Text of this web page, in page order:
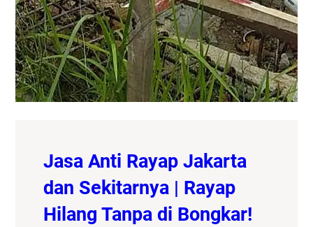
Jasa Anti Rayap Jakarta
dan Sekitarnya | Rayap
Hilang Tanpa di Bongkar!